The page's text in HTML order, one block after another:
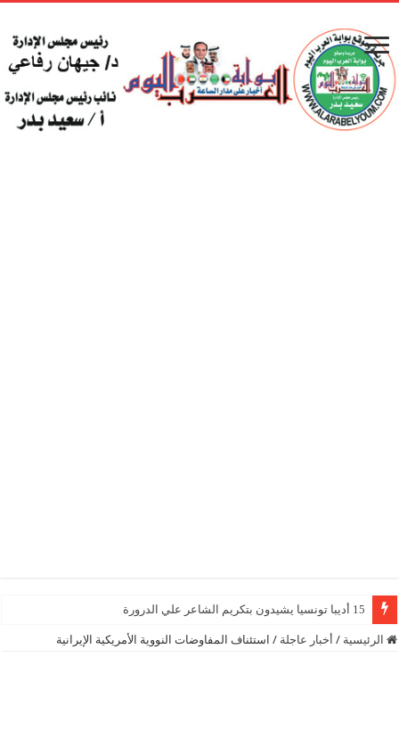
15 أديبا تونسيا يشيدون بتكريم الشاعر علي الدرورة
الرئيسية / أخبار عاجلة / استئناف المفاوضات النووية الأمريكية الإيرانية